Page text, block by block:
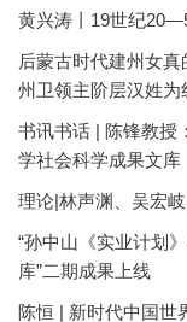
黄兴涛丨19世纪
后蒙古时代建州女
州卫领主阶层汉姓为
书讯书话 | 陈锋教授
学社会科学成果文库
理论|林声渊、吴宏
“孙中山《实业计划
库”二期成果上线
陈恒 | 新时代中国世